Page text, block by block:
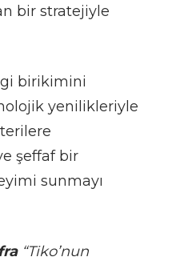
bir stratejiyle
birikimini
yenilikleriyle
şeffaf bir
sunmayı
“Tiko’nun